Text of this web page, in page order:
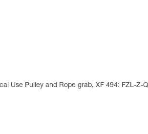
Use Pulley and Rope grab, XF 494: FZL-Z-